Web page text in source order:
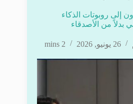
إلى روبوتات الذكاء
بدلاً من الأصدقاء
26 يونيو, 2026 2 mins